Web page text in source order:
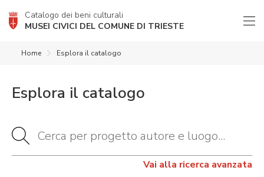
Catalogo dei beni culturali
MUSEI CIVICI DEL COMUNE DI TRIESTE
Home Esplora il catalogo
Esplora il catalogo
Vai alla ricerca avanzata